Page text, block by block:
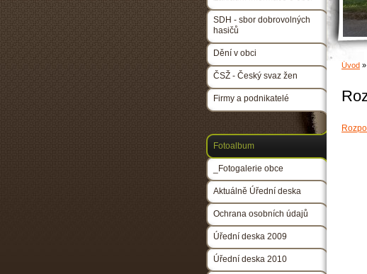
Úvod »
SDH - sbor dobrovolných
hasičů
Dění v obci
ČSŽ - Český svaz žen
Firmy a podnikatelé
Fotoalbum
_Fotogalerie obce
Aktuálně Úřední deska
Ochrana osobních údajů
Úřední deska 2009
Úřední deska 2010